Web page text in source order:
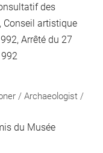
des
Conseil artistique
Arrêté du 27
/ Archaeologist /
du Musée